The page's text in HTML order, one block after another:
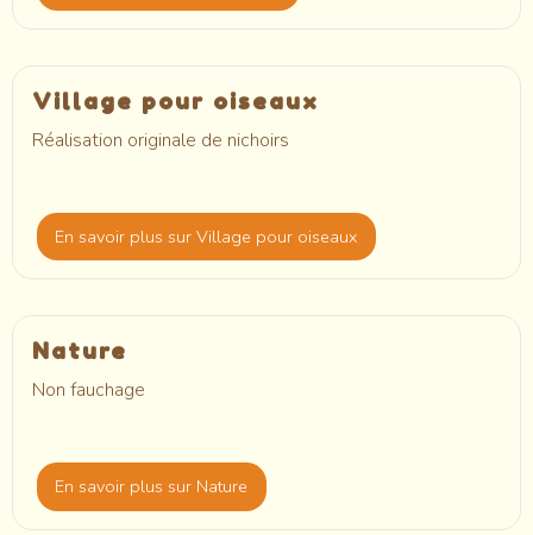
Village pour oiseaux
Réalisation originale de nichoirs
En savoir plussur Village pour oiseaux
Nature
Non fauchage
En savoir plussur Nature